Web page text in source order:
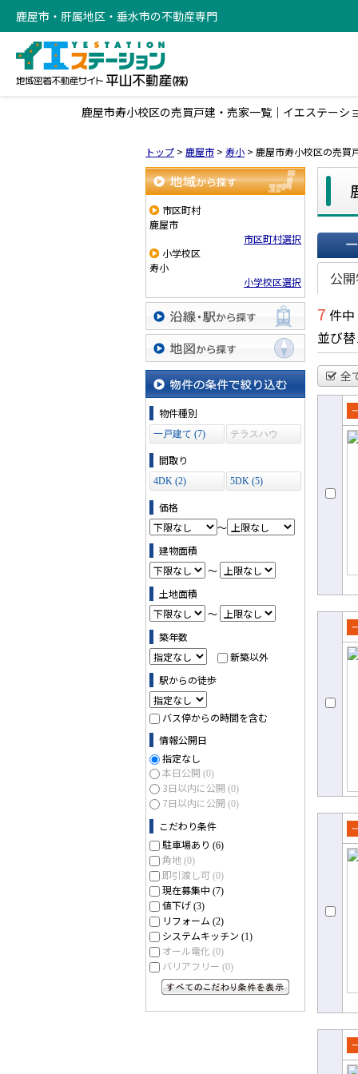
鹿屋市・肝属地区・垂水市の不動産専門
鹿屋市寿小校区の売買戸建・売家一覧｜イエステー
トップ > 鹿屋市 > 寿小 > 鹿屋市寿小校区の売買
地域から探す
市区町村
鹿屋市
市区町村選択
小学校区
寿小
小学校区選択
沿線・駅から探す
地図から探す
物件の条件で絞り込む
物件種別
一戸建て (7)
テラスハウ
間取り
4DK (2) 5DK (5)
価格
～
建物面積
～
土地面積
～
築年数
新築以外
駅からの徒歩
バス停からの時間を含む
情報公開日
指定なし
本日公開 (0)
3日以内に公開 (0)
7日以内に公開 (0)
こだわり条件
駐車場あり (6)
角地 (0)
即引渡し可 (0)
現在募集中 (7)
値下げ (3)
リフォーム (2)
システムキッチン (1)
オール電化 (0)
バリアフリー (0)
一覧
公開
7 件
並び
全
て
て
て